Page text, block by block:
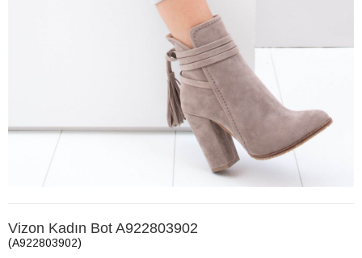
Vizon Kadın Bot A922803902
(A922803902)